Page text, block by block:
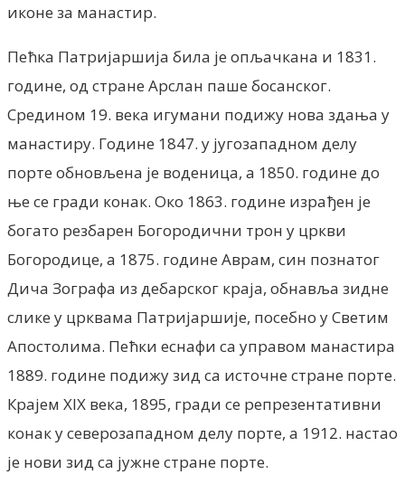
иконе за манастир.
Пећка Патријаршија била је опљачкана и 1831.
године, од стране Арслан паше босанског.
Средином 19. века игумани подижу нова здања у
манастиру. Године 1847. у југозападном делу
порте обновљена је воденица, а 1850. године до
ње се гради конак. Око 1863. године израђен је
богато резбарен Богородични трон у цркви
Богородице, а 1875. године Аврам, син познатог
Дича Зографа из дебарског краја, обнавља зидне
слике у црквама Патријаршије, посебно у Светим
Апостолима. Пећки еснафи са управом манастира
1889. године подижу зид са источне стране порте.
Крајем XIX века, 1895, гради се репрезентативни
конак у северозападном делу порте, а 1912. настао
је нови зид са јужне стране порте.